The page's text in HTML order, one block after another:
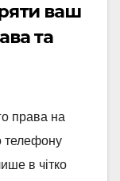
ваш
та
права на
телефону
в чітко